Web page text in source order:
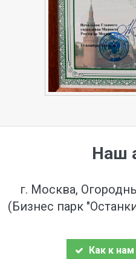
Наш
г. Москва,
(Бизнес парк
Как к